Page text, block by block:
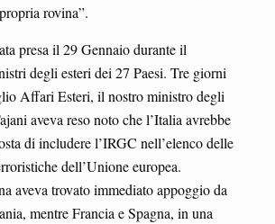
rovina”.
presa il 29 Gennaio durante il
degli esteri dei 27 Paesi. Tre giorni
Affari Esteri, il nostro ministro degli
aveva reso noto che l’Italia avrebbe
di includere l’IRGC nell’elenco delle
dell’Unione europea.
aveva trovato immediato appoggio da
mentre Francia e Spagna, in una